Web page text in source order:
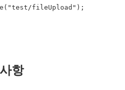
( "test/fileUpload" ) ;
항